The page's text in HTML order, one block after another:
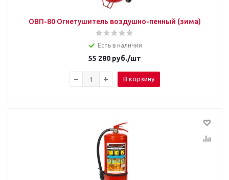
ОВП-80 Огнетушитель воздушно-пенный (зима)
Есть в наличии
55 280 руб./шт
В корзину